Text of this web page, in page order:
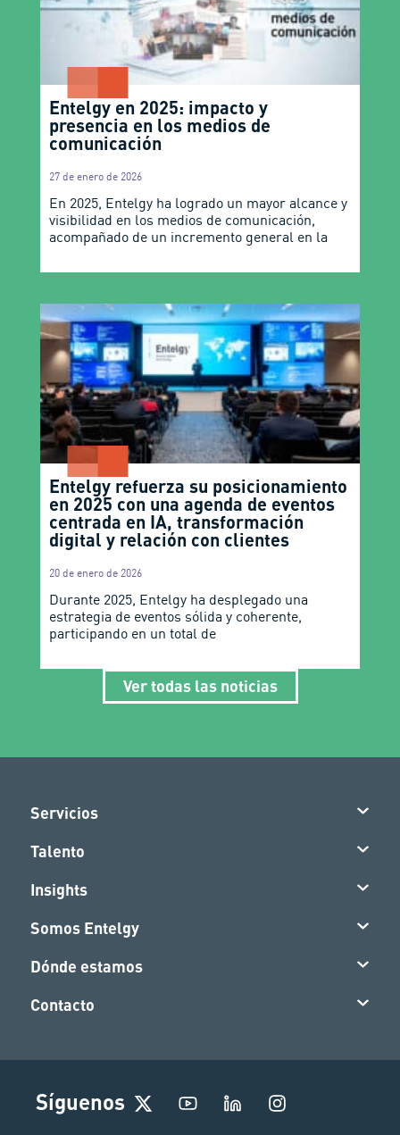
Entelgy en 2025: impacto y
presencia en los medios de
comunicación
27 de enero de 2026
En 2025, Entelgy ha logrado un mayor alcance y
visibilidad en los medios de comunicación,
acompañado de un incremento general en la
Entelgy refuerza su posicionamiento
en 2025 con una agenda de eventos
centrada en IA, transformación
digital y relación con clientes
20 de enero de 2026
Durante 2025, Entelgy ha desplegado una
estrategia de eventos sólida y coherente,
participando en un total de
Ver todas las noticias
Servicios
Talento
Insights
Somos Entelgy
Dónde estamos
Contacto
Síguenos
I
n